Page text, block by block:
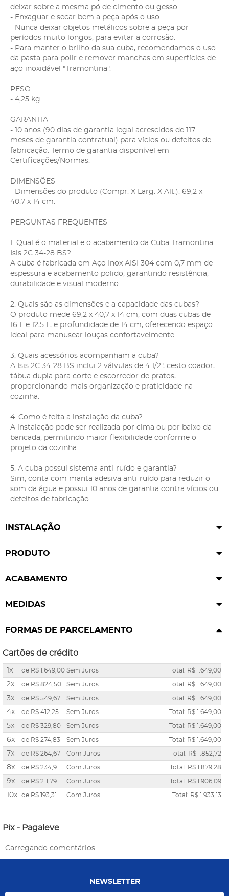
deixar sobre a mesma pó de cimento ou gesso.
- Enxaguar e secar bem a peça após o uso.
- Nunca deixar objetos metálicos sobre a peça por
períodos muito longos, para evitar a corrosão.
- Para manter o brilho da sua cuba, recomendamos o uso
da pasta para polir e remover manchas em superfícies de
aço inoxidável "Tramontina".
PESO
- 4,25 kg
GARANTIA
- 10 anos (90 dias de garantia legal acrescidos de 117
meses de garantia contratual) para vícios ou defeitos de
fabricação. Termo de garantia disponível em
Certificações/Normas.
DIMENSÕES
- Dimensões do produto (Compr. X Larg. X Alt.): 69,2 x
40,7 x 14 cm.
PERGUNTAS FREQUENTES
1. Qual é o material e o acabamento da Cuba Tramontina
Isis 2C 34-28 BS?
A cuba é fabricada em Aço Inox AISI 304 com 0,7 mm de
espessura e acabamento polido, garantindo resistência,
durabilidade e visual moderno.
2. Quais são as dimensões e a capacidade das cubas?
O produto mede 69,2 x 40,7 x 14 cm, com duas cubas de
16 L e 12,5 L, e profundidade de 14 cm, oferecendo espaço
ideal para manusear louças confortavelmente.
3. Quais acessórios acompanham a cuba?
A Isis 2C 34-28 BS inclui 2 válvulas de 4 1/2", cesto coador,
tábua dupla para corte e escorredor de pratos,
proporcionando mais organização e praticidade na
cozinha.
4. Como é feita a instalação da cuba?
A instalação pode ser realizada por cima ou por baixo da
bancada, permitindo maior flexibilidade conforme o
projeto da cozinha.
5. A cuba possui sistema anti-ruído e garantia?
Sim, conta com manta adesiva anti-ruído para reduzir o
som da água e possui 10 anos de garantia contra vícios ou
defeitos de fabricação.
INSTALAÇÃO
PRODUTO
ACABAMENTO
MEDIDAS
FORMAS DE PARCELAMENTO
Cartões de crédito
1x de R$ 1.649,00 Sem Juros Total: R$ 1.649,00
2x de R$ 824,50 Sem Juros Total: R$ 1.649,00
3x de R$ 549,67 Sem Juros Total: R$ 1.649,00
4x de R$ 412,25 Sem Juros Total: R$ 1.649,00
5x de R$ 329,80 Sem Juros Total: R$ 1.649,00
6x de R$ 274,83 Sem Juros Total: R$ 1.649,00
7x de R$ 264,67 Com Juros Total: R$ 1.852,72
8x de R$ 234,91 Com Juros Total: R$ 1.879,28
9x de R$ 211,79 Com Juros Total: R$ 1.906,09
10x de R$ 193,31 Com Juros Total: R$ 1.933,13
Pix - Pagaleve
Carregando comentários ...
NEWSLETTER